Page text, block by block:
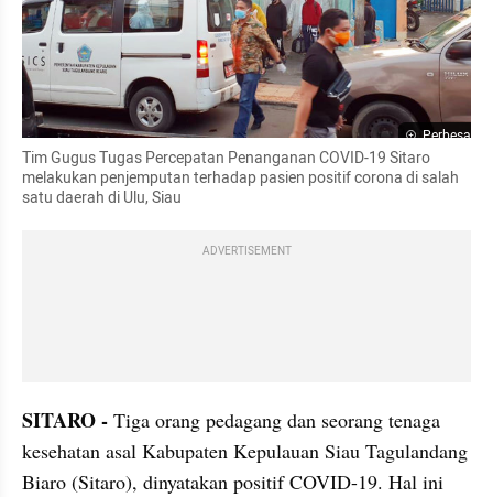
Perbesar
Tim Gugus Tugas Percepatan Penanganan COVID-19 Sitaro
melakukan penjemputan terhadap pasien positif corona di salah
satu daerah di Ulu, Siau
ADVERTISEMENT
SITARO - Tiga orang pedagang dan seorang tenaga
kesehatan asal Kabupaten Kepulauan Siau Tagulandang
Biaro (Sitaro), dinyatakan positif COVID-19. Hal ini